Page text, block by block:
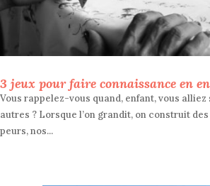
3 jeux pour faire connaissance en
Vous rappelez-vous quand, enfant, vous
autres ? Lorsque l’on grandit, on construit
peurs, nos...